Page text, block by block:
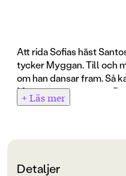
Att rida Sofias häst
tycker Myggan. Till och
om han dansar fram. Så
Myggans egen ponny
visserligen mysig och
dessutom hinna med
+ Läs mer
Detaljer